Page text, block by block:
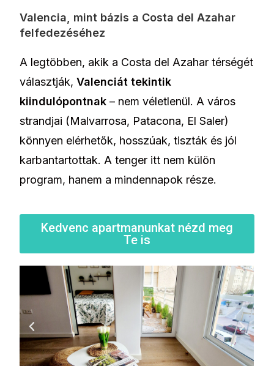
Valencia, mint bázis a Costa del Azahar
felfedezéséhez
A legtöbben, akik a Costa del Azahar térségét
választják,Valenciát tekintik
kiindulópontnak – nem véletlenül. A város
strandjai (Malvarrosa, Patacona, El Saler)
könnyen elérhetők, hosszúak, tiszták és jól
karbantartottak. A tenger itt nem külön
program, hanem a mindennapok része.
Kedvenc apartmanunkat nézd meg
Te is